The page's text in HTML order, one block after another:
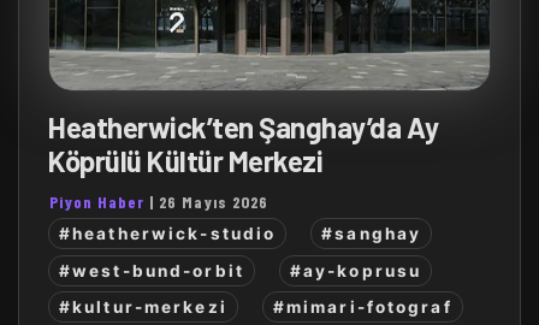
Heatherwick’ten Şanghay’da Ay
Köprülü Kültür Merkezi
Piyon Haber | 26 Mayıs 2026
#heatherwick-studio
#sanghay
#west-bund-orbit
#ay-koprusu
#kultur-merkezi
#mimari-fotograf